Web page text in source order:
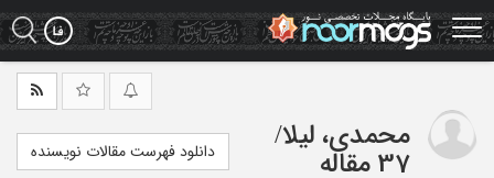
Skip
to
main
محمدی، لیلا/
37 مقاله
دانلود فهرست مقالات نویسنده